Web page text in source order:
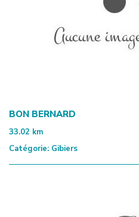
BON BERNARD
33.02 km
Catégorie: Gibiers